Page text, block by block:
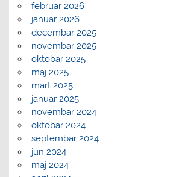
februar 2026
januar 2026
decembar 2025
novembar 2025
oktobar 2025
maj 2025
mart 2025
januar 2025
novembar 2024
oktobar 2024
septembar 2024
jun 2024
maj 2024